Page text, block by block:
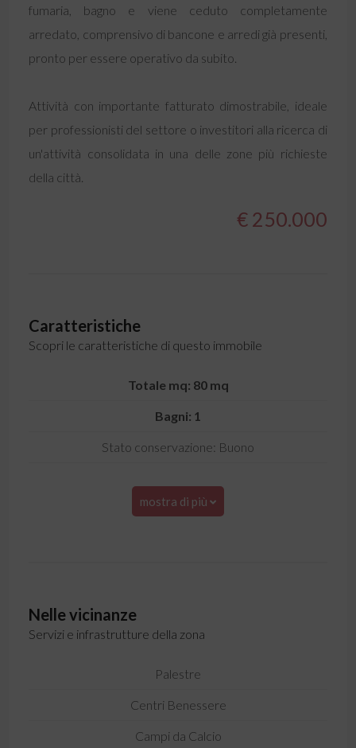
fumaria, bagno e viene ceduto completamente
arredato, comprensivo di bancone e arredi già presenti,
pronto per essere operativo da subito.
Attività con importante fatturato dimostrabile, ideale
per professionisti del settore o investitori alla ricerca di
un'attività consolidata in una delle zone più richieste
della città.
€ 250.000
Caratteristiche
Scopri le caratteristiche di questo immobile
Totale mq: 80 mq
Bagni: 1
Stato conservazione: Buono
mostra di più
Nelle vicinanze
Servizi e infrastrutture della zona
Palestre
Centri Benessere
Campi da Calcio